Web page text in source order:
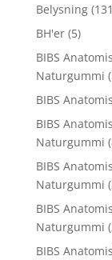
Belysning
BH'er (5)
BIBS
Naturgummi
BIBS
BIBS
Naturgummi
BIBS
Naturgummi
BIBS
Naturgummi
BIBS